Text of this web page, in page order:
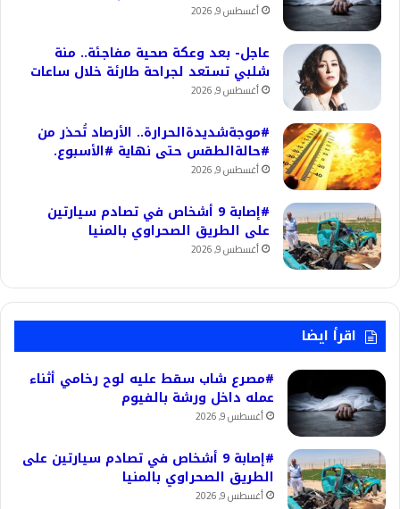
أغسطس 9, 2026
عاجل- بعد وعكة صحية مفاجئة.. منة
شلبي تستعد لجراحة طارئة خلال ساعات
أغسطس 9, 2026
#موجةشديدةالحرارة.. الأرصاد تُحذر من
#حالةالطقس حتى نهاية #الأسبوع.
أغسطس 9, 2026
#إصابة 9 أشخاص في تصادم سيارتين
على الطريق الصحراوي بالمنيا
أغسطس 9, 2026
اقرأ ايضا
#مصرع شاب سقط عليه لوح رخامي أثناء
عمله داخل ورشة بالفيوم
أغسطس 9, 2026
#إصابة 9 أشخاص في تصادم سيارتين على
الطريق الصحراوي بالمنيا
أغسطس 9, 2026